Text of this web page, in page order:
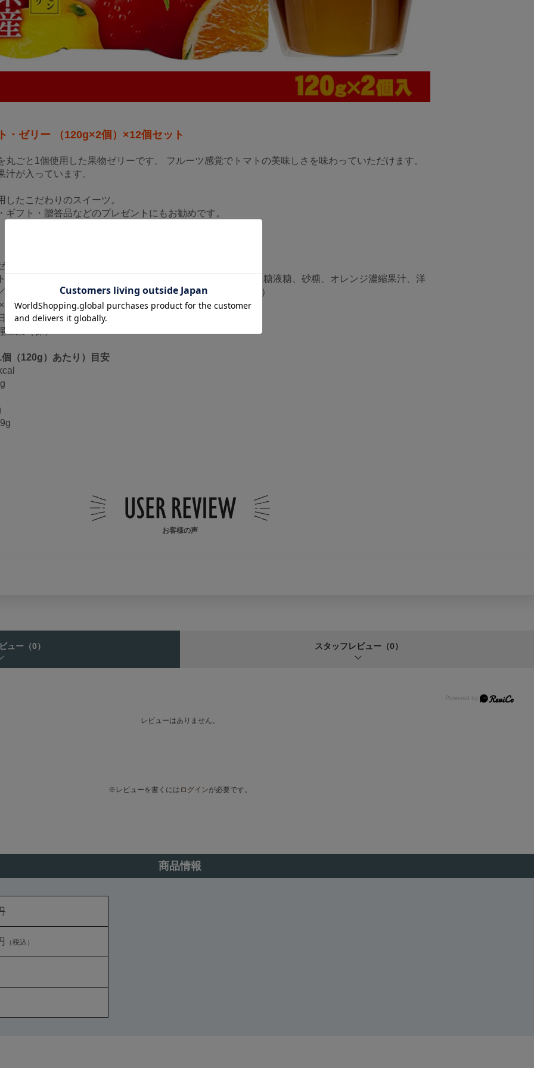
・ゼリー （120g×2個）×12個セット
丸ごと1個使用した果物ゼリーです。 フルーツ感覚でトマトの美味しさを味わっていただけます。
汁が入っています。
したこだわりのスイーツ。
ギフト・贈答品などのプレゼントにもお勧めです。
リー（生菓子）
シロップづけ（トマト（熊本県））、シロップ、糖類ぶどう糖液糖、砂糖、オレンジ濃縮果汁、洋
ゲル化剤（増粘多糖類）、酸味料、酸化防止剤（ビタミンC）
個）×12個セット
光・高温多湿を避けて保存してください。
工業（株）
（120g）あたり）目安
お客様の声
ュー （0） スタッフレビュー （0）
レビューはありません。
※レビューを書くには ログインが必要です。
商品情報
（税込）